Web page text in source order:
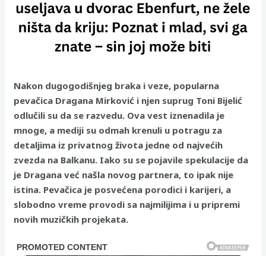
Nakon dugogodišnjeg braka i veze, popularna
pevačica Dragana Mirković i njen suprug Toni Bijelić
odlučili su da se razvedu. Ova vest iznenadila je
mnoge, a mediji su odmah krenuli u potragu za
detaljima iz privatnog života jedne od najvećih
zvezda na Balkanu. Iako su se pojavile spekulacije da
je Dragana već našla novog partnera, to ipak nije
istina. Pevačica je posvećena porodici i karijeri, a
slobodno vreme provodi sa najmilijima i u pripremi
novih muzičkih projekata.